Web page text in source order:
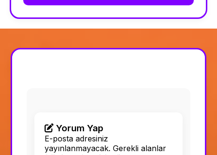
Yorum Yap
E-posta adresiniz
yayınlanmayacak. Gerekli alanlar